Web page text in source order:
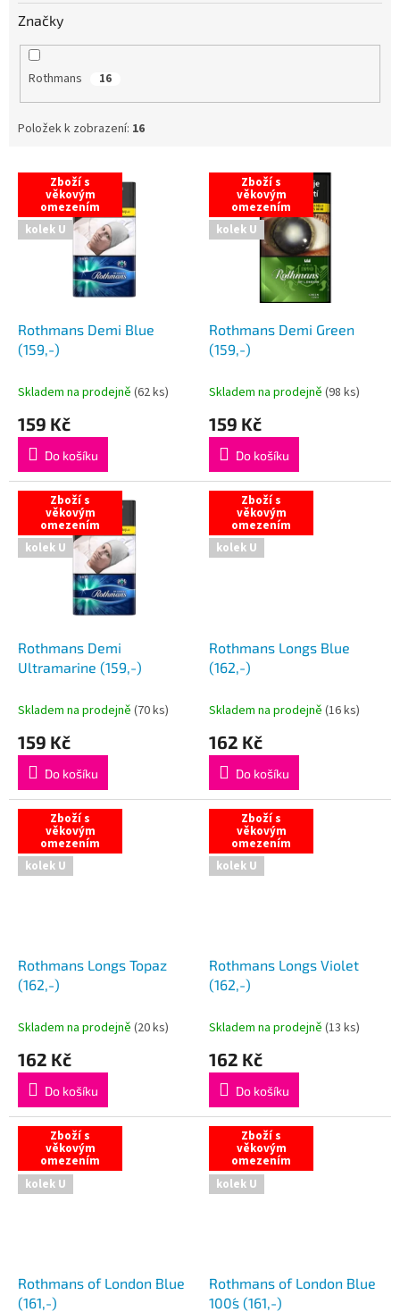
Značky
Rothmans 16
Položek k zobrazení: 16
V
p
Zboží s
věkovým
omezením
kolek U
Rothmans Demi Blue
(159,-)
Skladem na prodejně (62 ks)
159 Kč
Do košíku
Zboží s
věkovým
omezením
kolek U
Rothmans Demi Green
(159,-)
Skladem na prodejně (98 ks)
159 Kč
Do košíku
Zboží s
věkovým
omezením
kolek U
Rothmans Demi
Ultramarine (159,-)
Skladem na prodejně (70 ks)
159 Kč
Do košíku
Zboží s
věkovým
omezením
kolek U
Rothmans Longs Blue
(162,-)
Skladem na prodejně (16 ks)
162 Kč
Do košíku
Zboží s
věkovým
omezením
kolek U
Rothmans Longs Topaz
(162,-)
Skladem na prodejně (20 ks)
162 Kč
Do košíku
Zboží s
věkovým
omezením
kolek U
Rothmans Longs Violet
(162,-)
Skladem na prodejně (13 ks)
162 Kč
Do košíku
Zboží s
věkovým
omezením
kolek U
Rothmans of London Blue
(161,-)
Zboží s
věkovým
omezením
kolek U
Rothmans of London Blue
100´s (161,-)